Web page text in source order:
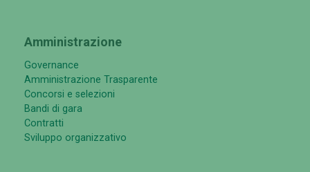
Amministrazione
Governance
Amministrazione Trasparente
Concorsi e selezioni
Bandi di gara
Contratti
Sviluppo organizzativo